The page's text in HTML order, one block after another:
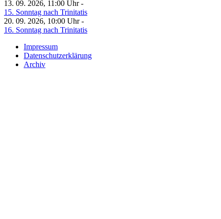
13. 09. 2026, 11:00 Uhr -
15. Sonntag nach Trinitatis
20. 09. 2026, 10:00 Uhr -
16. Sonntag nach Trinitatis
Impressum
Datenschutzerklärung
Archiv